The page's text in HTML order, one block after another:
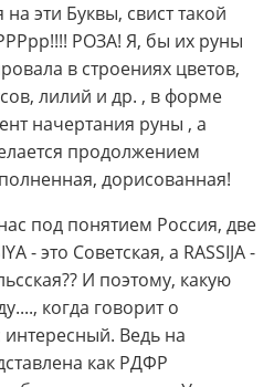
на эти Буквы, свист такой
РОЗА! Я, бы их руны
в строениях цветов,
лилий и др. , в форме
начертания руны , а
продолжением
дорисованная!
под понятием Россия, две
- это Советская, а RASSIJA -
И поэтому, какую
когда говорит о
интересный. Ведь на
как РДФР